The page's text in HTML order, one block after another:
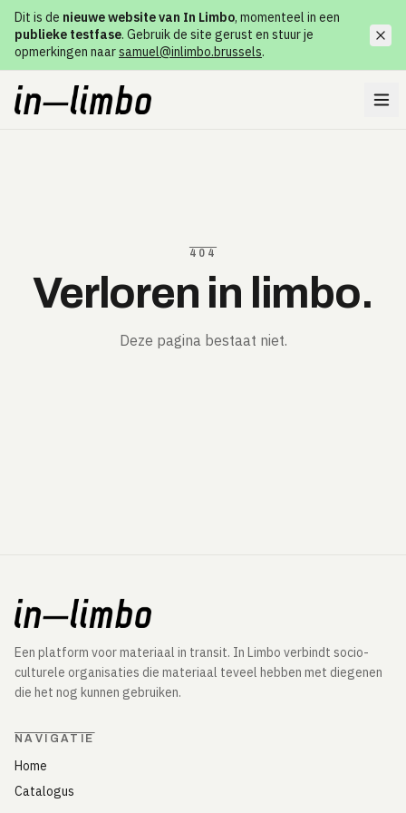
Dit is de nieuwe website van In Limbo, momenteel in een
publieke testfase. Gebruik de site gerust en stuur je
opmerkingen naarsamuel@inlimbo.brussels.
404
Verloren in limbo.
Deze pagina bestaat niet.
Een platform voor materiaal in transit. In Limbo verbindt socio-
culturele organisaties die materiaal teveel hebben met diegenen
die het nog kunnen gebruiken.
NAVIGATIE
Home
Catalogus